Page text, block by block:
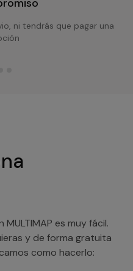
ni tendrás que pagar una
es muy fácil.
y de forma gratuita
como hacerlo: